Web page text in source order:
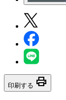
印刷する print